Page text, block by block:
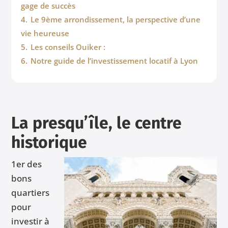
gage de succès
4. Le 9ème arrondissement, la perspective d’une
vie heureuse
5. Les conseils Ouiker :
6. Notre guide de l’investissement locatif à Lyon
La presqu’île, le centre
historique
1er des
bons
quartiers
pour
investir à